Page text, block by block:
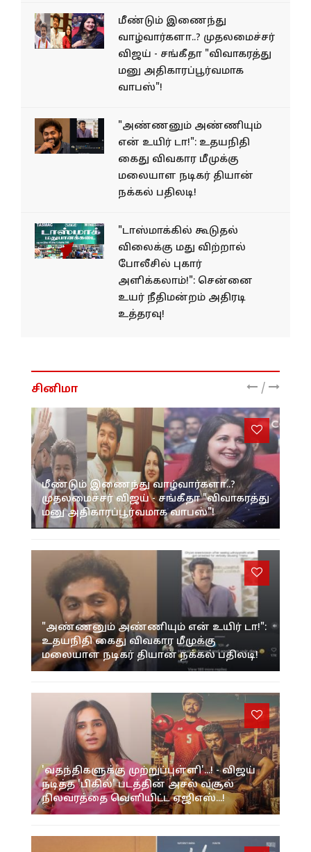
மீண்டும் இணைந்து
வாழ்வார்களா..? முதலமைச்சர்
விஜய் - சங்கீதா "விவாகரத்து
மனு அதிகாரப்பூர்வமாக
வாபஸ்"!
"அண்ணனும் அண்ணியும்
என் உயிர் டா!": உதயநிதி
கைது விவகார மீமுக்கு
மலையாள நடிகர் தியான்
நக்கல் பதிலடி!
"டாஸ்மாக்கில் கூடுதல்
விலைக்கு மது விற்றால்
போலீசில் புகார்
அளிக்கலாம்!": சென்னை
உயர் நீதிமன்றம் அதிரடி
உத்தரவு!
சினிமா /
மீண்டும் இணைந்து வாழ்வார்களா..?
முதலமைச்சர் விஜய் - சங்கீதா "விவாகரத்து
மனு அதிகாரப்பூர்வமாக வாபஸ்"!
"அண்ணனும் அண்ணியும் என் உயிர் டா!":
உதயநிதி கைது விவகார மீமுக்கு
மலையாள நடிகர் தியான் நக்கல் பதிலடி!
'வதந்திகளுக்கு முற்றுப்புள்ளி'...! - விஜய்
நடித்த 'பிகில்' படத்தின் அசல் வசூல்
நிலவரத்தை வெளியிட்ட ஏஜிஎஸ்...!